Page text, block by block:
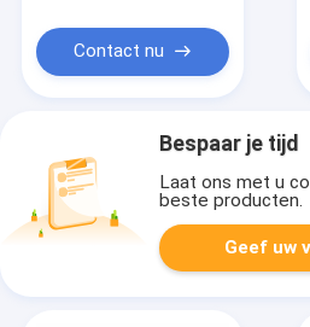
Contact nu
Bespaar je tijd
Laat ons met u
beste producten.
Geef uw